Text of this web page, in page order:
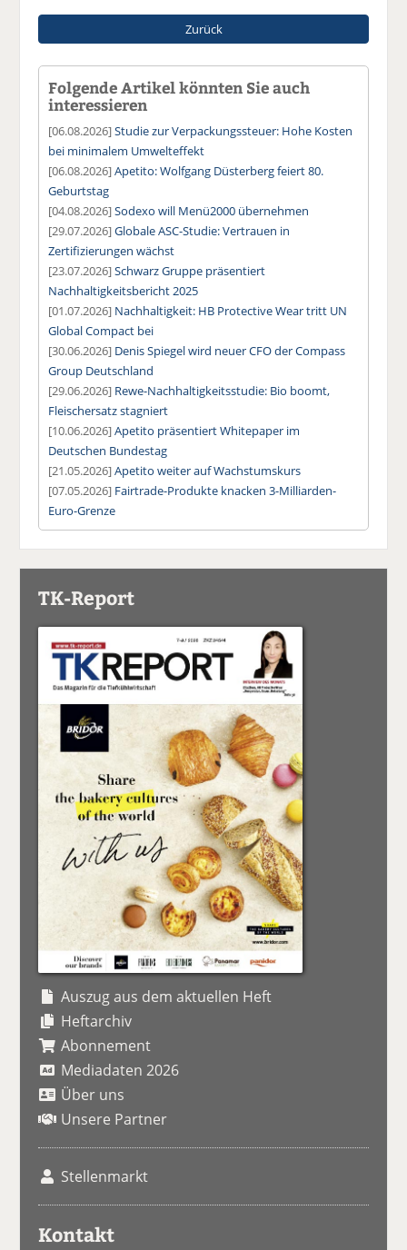
Zurück
Folgende Artikel könnten Sie auch
interessieren
[06.08.2026]Studie zur Verpackungssteuer: Hohe Kosten
bei minimalem Umwelteffekt
[06.08.2026]Apetito: Wolfgang Düsterberg feiert 80.
Geburtstag
[04.08.2026]Sodexo will Menü2000 übernehmen
[29.07.2026]Globale ASC-Studie: Vertrauen in
Zertifizierungen wächst
[23.07.2026]Schwarz Gruppe präsentiert
Nachhaltigkeitsbericht 2025
[01.07.2026] Nachhaltigkeit: HB Protective Wear tritt UN
Global Compact bei
[30.06.2026] Denis Spiegel wird neuer CFO der Compass
Group Deutschland
[29.06.2026] Rewe-Nachhaltigkeitsstudie: Bio boomt,
Fleischersatz stagniert
[10.06.2026]Apetito präsentiert Whitepaper im
Deutschen Bundestag
[21.05.2026]Apetito weiter auf Wachstumskurs
[07.05.2026] Fairtrade-Produkte knacken 3-Milliarden-
Euro-Grenze
TK-Report
Auszug aus dem aktuellen Heft
Heftarchiv
Abonnement
Mediadaten 2026
Über uns
Unsere Partner
Stellenmarkt
Kontakt